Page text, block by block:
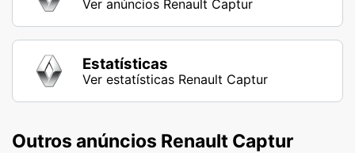
Ver anúncios Renault Captur
Estatísticas
Ver estatísticas Renault Captur
Outros anúncios Renault Captur